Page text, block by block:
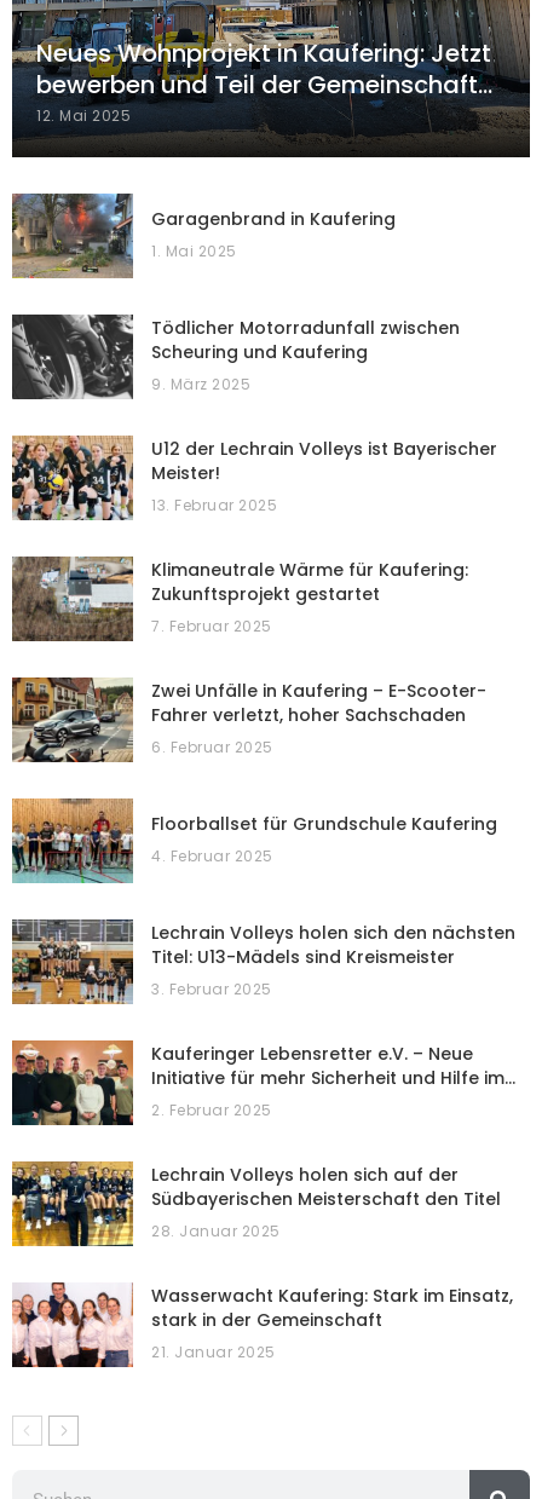
Neues Wohnprojekt in Kaufering: Jetzt
bewerben und Teil der Gemeinschaft…
12. Mai 2025
Garagenbrand in Kaufering
1. Mai 2025
Tödlicher Motorradunfall zwischen
Scheuring und Kaufering
9. März 2025
U12 der Lechrain Volleys ist Bayerischer
Meister!
13. Februar 2025
Klimaneutrale Wärme für Kaufering:
Zukunftsprojekt gestartet
7. Februar 2025
Zwei Unfälle in Kaufering – E-Scooter-
Fahrer verletzt, hoher Sachschaden
6. Februar 2025
Floorballset für Grundschule Kaufering
4. Februar 2025
Lechrain Volleys holen sich den nächsten
Titel: U13-Mädels sind Kreismeister
3. Februar 2025
Kauferinger Lebensretter e.V. – Neue
Initiative für mehr Sicherheit und Hilfe im…
2. Februar 2025
Lechrain Volleys holen sich auf der
Südbayerischen Meisterschaft den Titel
28. Januar 2025
Wasserwacht Kaufering: Stark im Einsatz,
stark in der Gemeinschaft
21. Januar 2025